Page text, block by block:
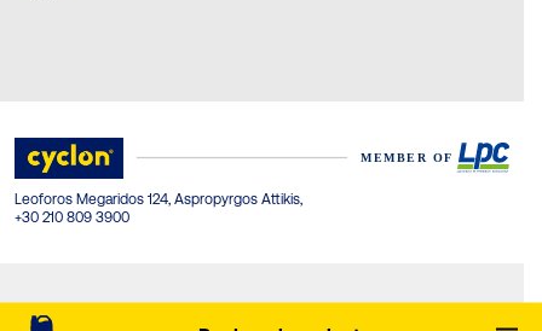
Leoforos Megaridos 124, Aspropyrgos Attikis,
+30 210 809 3900